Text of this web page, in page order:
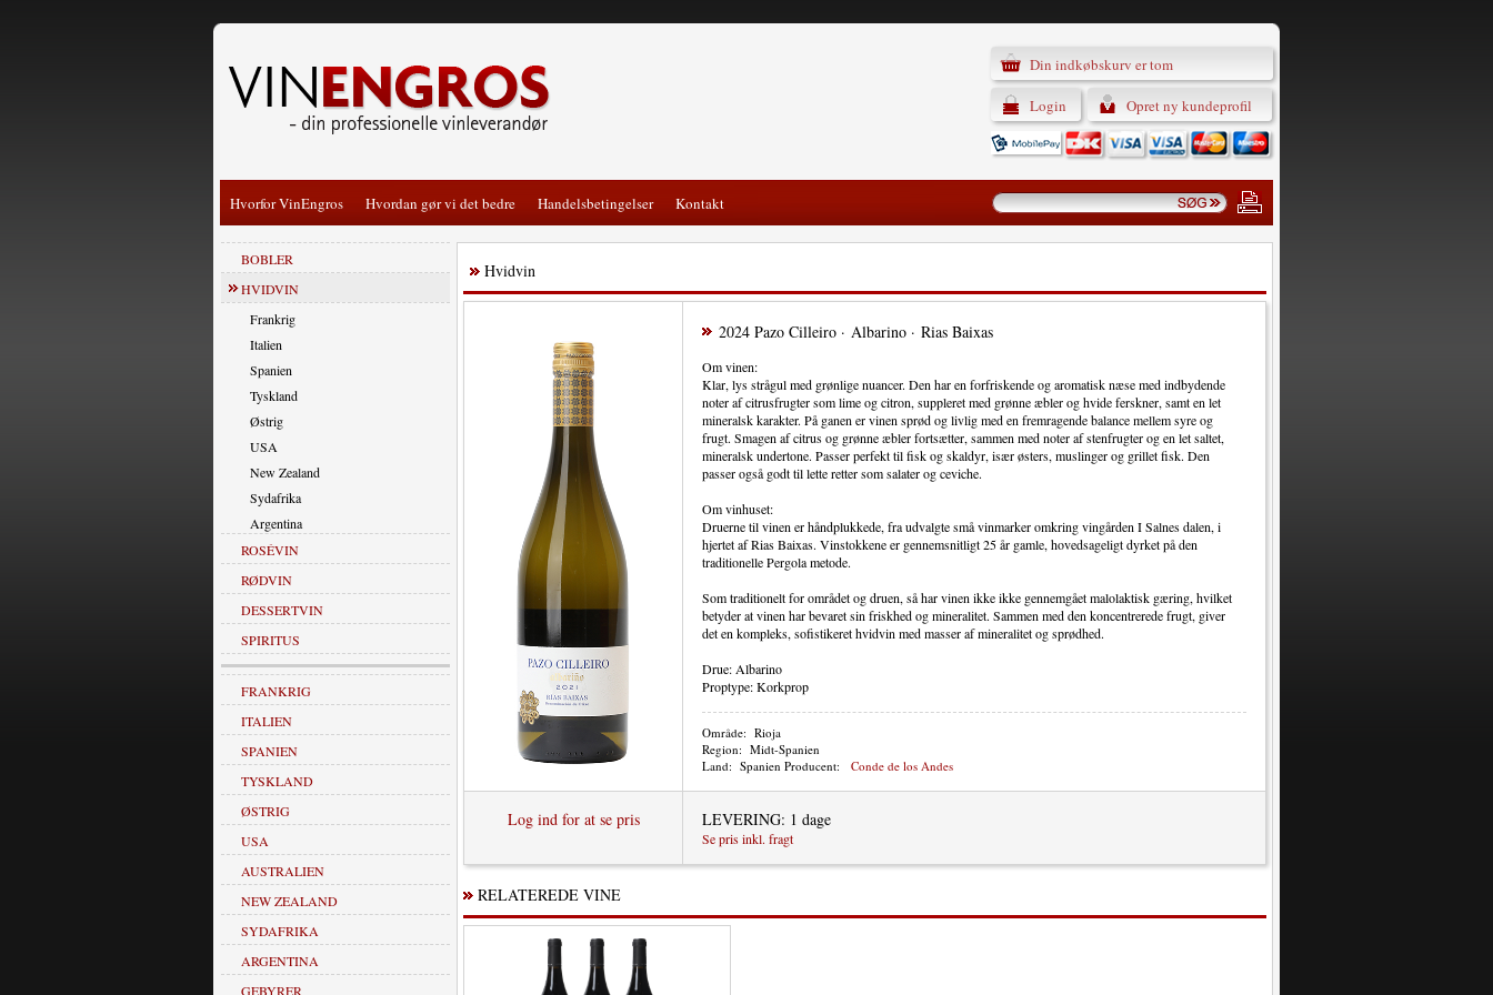
Din indkøbskurv er tom
Opret ny kundeprofil
Login
Hvorfor VinEngros Hvordan gør vi det bedre Handelsbetingelser Kontakt
BOBLER
HVIDVIN
Frankrig
Italien
Spanien
Tyskland
Østrig
USA
New Zealand
Sydafrika
Argentina
ROSÉVIN
RØDVIN
DESSERTVIN
SPIRITUS
FRANKRIG
ITALIEN
SPANIEN
TYSKLAND
ØSTRIG
USA
AUSTRALIEN
NEW ZEALAND
SYDAFRIKA
ARGENTINA
GEBYRER
Hvidvin
2024 Pazo Cilleiro · Albarino · Rias Baixas
Om vinen:
Klar, lys strågul med grønlige nuancer. Den har en forfriskende og aromatisk næse med indbydende
noter af citrusfrugter som lime og citron, suppleret med grønne æbler og hvide ferskner, samt en let
mineralsk karakter. På ganen er vinen sprød og livlig med en fremragende balance mellem syre og
frugt. Smagen af citrus og grønne æbler fortsætter, sammen med noter af stenfrugter og en let saltet,
mineralsk undertone. Passer perfekt til fisk og skaldyr, især østers, muslinger og grillet fisk. Den
passer også godt til lette retter som salater og ceviche.
Om vinhuset:
Druerne til vinen er håndplukkede, fra udvalgte små vinmarker omkring vingården I Salnes dalen, i
hjertet af Rias Baixas. Vinstokkene er gennemsnitligt 25 år gamle, hovedsageligt dyrket på den
traditionelle Pergola metode.
Som traditionelt for området og druen, så har vinen ikke ikke gennemgået malolaktisk gæring, hvilket
betyder at vinen har bevaret sin friskhed og mineralitet. Sammen med den koncentrerede frugt, giver
det en kompleks, sofistikeret hvidvin med masser af mineralitet og sprødhed.
Drue: Albarino
Proptype: Korkprop
Område: Rioja
Region: Midt-Spanien
Land: Spanien Producent: Conde de los Andes
Log ind for at se pris LEVERING: 1 dage
Se pris inkl. fragt
RELATEREDE VINE